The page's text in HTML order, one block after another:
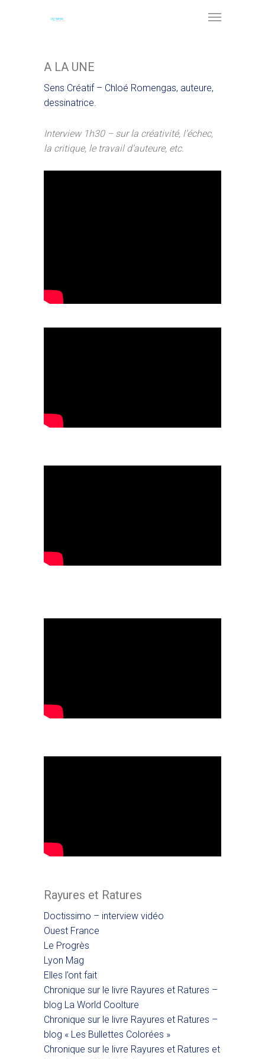
A LA UNE
Sens Créatif – Chloé Romengas, auteure,
dessinatrice.
Interview 1h30 – sur la créativité, l’échec,
la critique, le travail d’auteure, etc.
Rayures et Ratures
Doctissimo – interview vidéo
Ouest France
Le Progrès
Lyon Mag
Elles l’ont fait
Chronique sur le livre Rayures et Ratures –
blog La World Coolture
Chronique sur le livre Rayures et Ratures –
blog « Les Bullettes Colorées »
Chronique sur le livre Rayures et Ratures et